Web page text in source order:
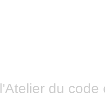
l'Atelier du